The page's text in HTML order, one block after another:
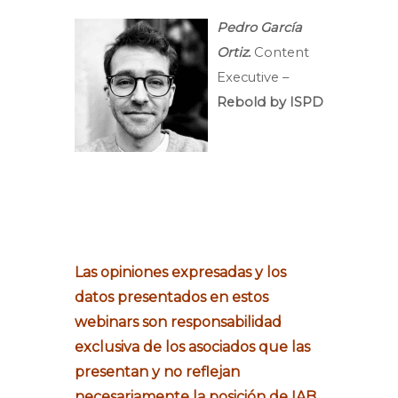
Pedro García
Ortiz. Content
Executive –
Rebold by ISPD
Las opiniones expresadas y los
datos presentados en estos
webinars son responsabilidad
exclusiva de los asociados que las
presentan y no reflejan